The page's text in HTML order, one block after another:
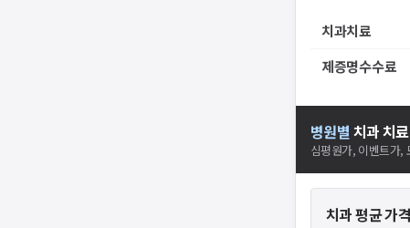
치과치료
제증명수수료
병원별 치과치
심평원가, 이벤트가,
치과평균 가